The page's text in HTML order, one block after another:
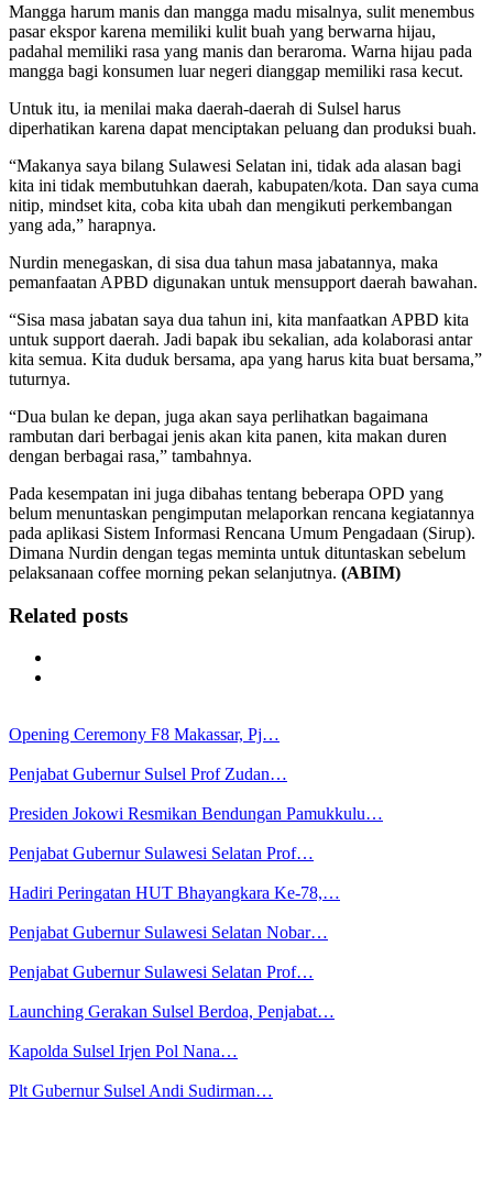
Mangga harum manis dan mangga madu misalnya, sulit menembus
pasar ekspor karena memiliki kulit buah yang berwarna hijau,
padahal memiliki rasa yang manis dan beraroma. Warna hijau pada
mangga bagi konsumen luar negeri dianggap memiliki rasa kecut.
Untuk itu, ia menilai maka daerah-daerah di Sulsel harus
diperhatikan karena dapat menciptakan peluang dan produksi buah.
“Makanya saya bilang Sulawesi Selatan ini, tidak ada alasan bagi
kita ini tidak membutuhkan daerah, kabupaten/kota. Dan saya cuma
nitip, mindset kita, coba kita ubah dan mengikuti perkembangan
yang ada,” harapnya.
Nurdin menegaskan, di sisa dua tahun masa jabatannya, maka
pemanfaatan APBD digunakan untuk mensupport daerah bawahan.
“Sisa masa jabatan saya dua tahun ini, kita manfaatkan APBD kita
untuk support daerah. Jadi bapak ibu sekalian, ada kolaborasi antar
kita semua. Kita duduk bersama, apa yang harus kita buat bersama,”
tuturnya.
“Dua bulan ke depan, juga akan saya perlihatkan bagaimana
rambutan dari berbagai jenis akan kita panen, kita makan duren
dengan berbagai rasa,” tambahnya.
Pada kesempatan ini juga dibahas tentang beberapa OPD yang
belum menuntaskan pengimputan melaporkan rencana kegiatannya
pada aplikasi Sistem Informasi Rencana Umum Pengadaan (Sirup).
Dimana Nurdin dengan tegas meminta untuk dituntaskan sebelum
pelaksanaan coffee morning pekan selanjutnya. (ABIM)
Related posts
Opening Ceremony F8 Makassar, Pj…
Penjabat Gubernur Sulsel Prof Zudan…
Presiden Jokowi Resmikan Bendungan Pamukkulu…
Penjabat Gubernur Sulawesi Selatan Prof…
Hadiri Peringatan HUT Bhayangkara Ke-78,…
Penjabat Gubernur Sulawesi Selatan Nobar…
Penjabat Gubernur Sulawesi Selatan Prof…
Launching Gerakan Sulsel Berdoa, Penjabat…
Kapolda Sulsel Irjen Pol Nana…
Plt Gubernur Sulsel Andi Sudirman…